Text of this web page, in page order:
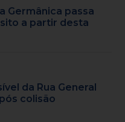
Germânica passa
a partir desta
da Rua General
colisão